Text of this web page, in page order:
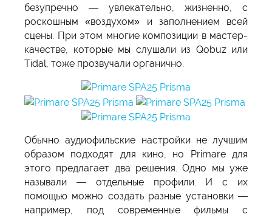
безупречно — увлекательно, жизненно, с
роскошным «воздухом» и заполнением всей
сцены. При этом многие композиции в мастер-
качестве, которые мы слушали из Qobuz или
Tidal, тоже прозвучали органично.
Обычно аудиофильские настройки не лучшим
образом подходят для кино, но Primare для
этого предлагает два решения. Одно мы уже
называли — отдельные профили. И с их
помощью можно создать разные установки —
например, под современные фильмы с